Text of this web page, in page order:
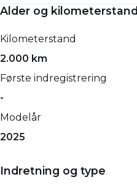
Alder og kilometerstand
Kilometerstand
2.000 km
Første indregistrering
-
Modelår
2025
Indretning og type